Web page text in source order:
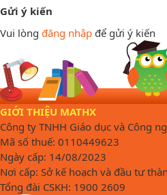
Gửi ý kiến
Vui lòng đăng nhập để gửi ý kiến
GIỚI THIỆU MATHX
Công ty TNHH Giáo dục và Công
Mã số thuế: 0110449623
Ngày cấp: 14/08/2023
Nơi cấp: Sở kế hoạch và đầu tư
Tổng đài CSKH: 1900 2609